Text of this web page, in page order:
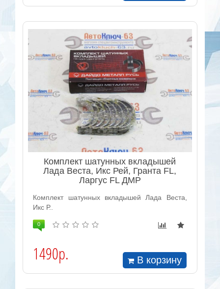
Комплект шатунных вкладышей
Лада Веста, Икс Рей, Гранта FL,
Ларгус FL ДМР
Комплект шатунных вкладышей Лада Веста,
Икс Р..
0
1490р. В корзину